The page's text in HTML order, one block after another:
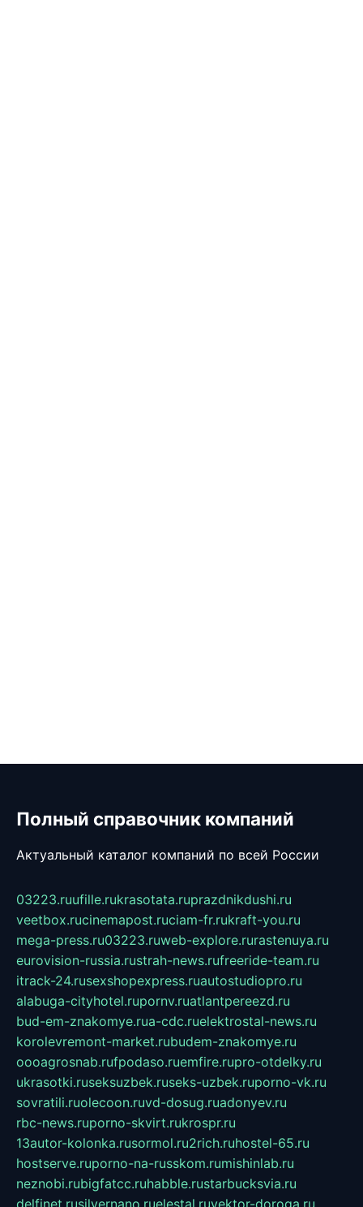
Полный справочник компаний
Актуальный каталог компаний по всей России
03223.ruufille.rukrasotata.ruprazdnikdushi.ru
veetbox.rucinemapost.ruciam-fr.rukraft-you.ru
mega-press.ru03223.ruweb-explore.rurastenuya.ru
eurovision-russia.rustrah-news.rufreeride-team.ru
itrack-24.rusexshopexpress.ruautostudiopro.ru
alabuga-cityhotel.rupornv.ruatlantpereezd.ru
bud-em-znakomye.rua-cdc.ruelektrostal-news.ru
korolevremont-market.rubudem-znakomye.ru
oooagrosnab.rufpodaso.ruemfire.rupro-otdelky.ru
ukrasotki.ruseksuzbek.ruseks-uzbek.ruporno-vk.ru
sovratili.ruolecoon.ruvd-dosug.ruadonyev.ru
rbc-news.ruporno-skvirt.rukrospr.ru
13autor-kolonka.rusormol.ru2rich.ruhostel-65.ru
hostserve.ruporno-na-russkom.rumishinlab.ru
neznobi.rubigfatcc.ruhabble.rustarbucksvia.ru